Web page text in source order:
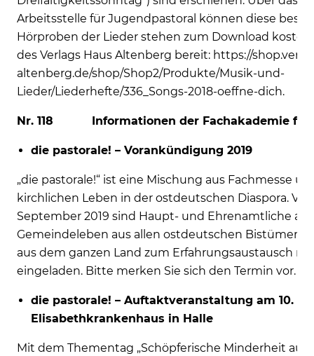
Arbeitsstelle für Jugendpastoral können diese
Hörproben der Lieder stehen zum Download
des Verlags Haus Altenberg bereit: https://
altenberg.de/shop/Shop2/Produkte/Musik-und-
Lieder/Liederhefte/336_Songs-2018-oeffne-dich.
Nr. 118 Informationen der Fachakademie für
die pastorale! – Vorankündigung 2019
„die pastorale!“ ist eine Mischung aus Fachmesse
kirchlichen Leben in der ostdeutschen Diaspora. Vom
September 2019 sind Haupt- und Ehrenamtliche
Gemeindeleben aus allen ostdeutschen Bistümern
aus dem ganzen Land zum Erfahrungsaustausch
eingeladen. Bitte merken Sie sich den Termin vor.
die pastorale! – Auftaktveranstaltung am 10.
Elisabethkrankenhaus in Halle
Mit dem Thementag „Schöpferische Minderheit